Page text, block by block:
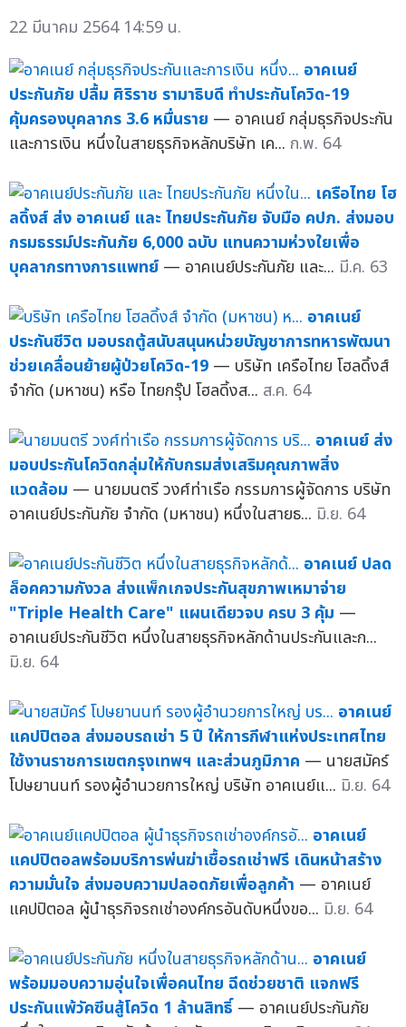
22 มีนาคม 2564 14:59 น.
อาคเนย์
ประกันภัย ปลื้ม ศิริราช รามาธิบดี ทำประกันโควิด-19
คุ้มครองบุคลากร 3.6 หมื่นราย — อาคเนย์ กลุ่มธุรกิจประกัน
และการเงิน หนึ่งในสายธุรกิจหลักบริษัท เค... ก.พ. 64
เครือไทย โฮ
ลดิ้งส์ ส่ง อาคเนย์ และ ไทยประกันภัย จับมือ คปภ. ส่งมอบ
กรมธรรม์ประกันภัย 6,000 ฉบับ แทนความห่วงใยเพื่อ
บุคลากรทางการแพทย์ — อาคเนย์ประกันภัย และ... มี.ค. 63
อาคเนย์
ประกันชีวิต มอบรถตู้สนับสนุนหน่วยบัญชาการทหารพัฒนา
ช่วยเคลื่อนย้ายผู้ป่วยโควิด-19 — บริษัท เครือไทย โฮลดิ้งส์
จำกัด (มหาชน) หรือ ไทยกรุ๊ป โฮลดิ้งส... ส.ค. 64
อาคเนย์ ส่ง
มอบประกันโควิดกลุ่มให้กับกรมส่งเสริมคุณภาพสิ่ง
แวดล้อม — นายมนตรี วงศ์ท่าเรือ กรรมการผู้จัดการ บริษัท
อาคเนย์ประกันภัย จำกัด (มหาชน) หนึ่งในสายธ... มิ.ย. 64
อาคเนย์ ปลด
ล็อคความกังวล ส่งแพ็กเกจประกันสุขภาพเหมาจ่าย
"Triple Health Care" แผนเดียวจบ ครบ 3 คุ้ม —
อาคเนย์ประกันชีวิต หนึ่งในสายธุรกิจหลักด้านประกันและก...
มิ.ย. 64
อาคเนย์
แคปปิตอล ส่งมอบรถเช่า 5 ปี ให้การกีฬาแห่งประเทศไทย
ใช้งานราชการเขตกรุงเทพฯ และส่วนภูมิภาค — นายสมัคร์
โปษยานนท์ รองผู้อำนวยการใหญ่ บริษัท อาคเนย์แ... มิ.ย. 64
อาคเนย์
แคปปิตอลพร้อมบริการพ่นฆ่าเชื้อรถเช่าฟรี เดินหน้าสร้าง
ความมั่นใจ ส่งมอบความปลอดภัยเพื่อลูกค้า — อาคเนย์
แคปปิตอล ผู้นำธุรกิจรถเช่าองค์กรอันดับหนึ่งขอ... มิ.ย. 64
อาคเนย์
พร้อมมอบความอุ่นใจเพื่อคนไทย ฉีดช่วยชาติ แจกฟรี
ประกันแพ้วัคซีนสู้โควิด 1 ล้านสิทธิ์ — อาคเนย์ประกันภัย